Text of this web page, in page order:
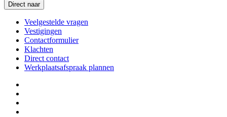
Direct naar
Veelgestelde vragen
Vestigingen
Contactformulier
Klachten
Direct contact
Werkplaatsafspraak plannen